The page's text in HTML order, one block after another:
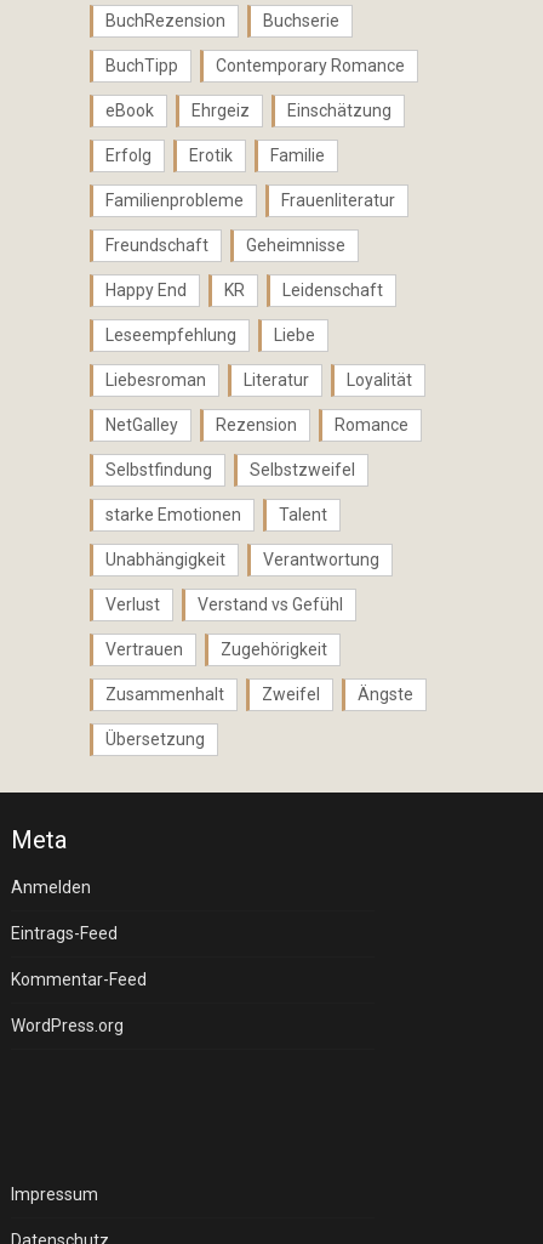
BuchRezension Buchserie
BuchTipp Contemporary Romance
eBook Ehrgeiz Einschätzung
Erfolg Erotik Familie
Familienprobleme Frauenliteratur
Freundschaft Geheimnisse
Happy End KR Leidenschaft
Leseempfehlung Liebe
Liebesroman Literatur Loyalität
NetGalley Rezension Romance
Selbstfindung Selbstzweifel
starke Emotionen Talent
Unabhängigkeit Verantwortung
Verlust Verstand vs Gefühl
Vertrauen Zugehörigkeit
Zusammenhalt Zweifel Ängste
Übersetzung
Meta
Anmelden
Eintrags-Feed
Kommentar-Feed
WordPress.org
Impressum